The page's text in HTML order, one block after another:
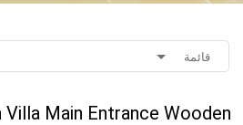
قائمة
Villa Main Entrance Wooden